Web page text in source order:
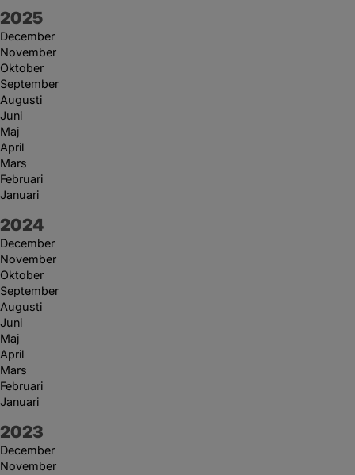
År:
2025
December
November
Oktober
September
Augusti
Juni
Maj
April
Mars
Februari
Januari
År:
2024
December
November
Oktober
September
Augusti
Juni
Maj
April
Mars
Februari
Januari
År:
2023
December
November